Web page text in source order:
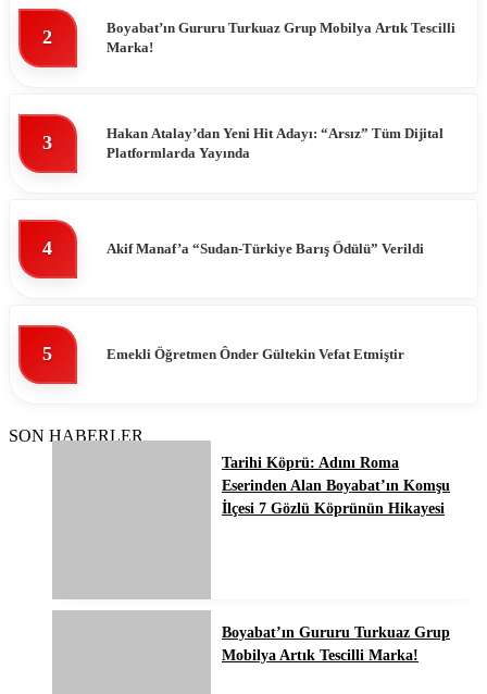
2
Boyabat’ın Gururu Turkuaz Grup Mobilya Artık Tescilli
Marka!
3
Hakan Atalay’dan Yeni Hit Adayı: “Arsız” Tüm Dijital
Platformlarda Yayında
4 Akif Manaf’a “Sudan-Türkiye Barış Ödülü” Verildi
5 Emekli Öğretmen Ônder Gültekin Vefat Etmiştir
SON HABERLER
Tarihi Köprü: Adını Roma
Eserinden Alan Boyabat’ın Komşu
İlçesi 7 Gözlü Köprünün Hikayesi
Boyabat’ın Gururu Turkuaz Grup
Mobilya Artık Tescilli Marka!